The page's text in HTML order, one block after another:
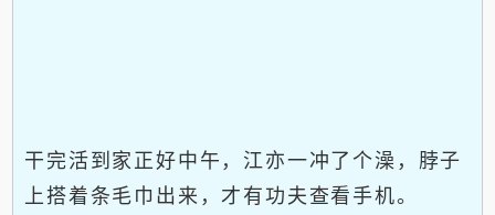
干完活到家正好中午，江亦一冲了个澡，脖子
上搭着条毛巾出来，才有功夫查看手机。